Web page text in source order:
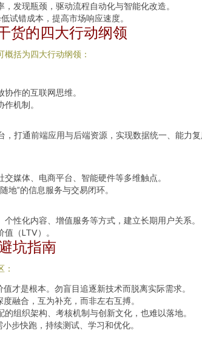
发现瓶颈，驱动流程自动化与智能化改造。
试错成本，提高市场响应速度。
货的四大行动纲领
括为四大行动纲领：
作的互联网思维。
机制。
打通前端应用与后端资源，实现数据统一、能力复
媒体、电商平台、智能硬件等多维触点。
地”的信息服务与交易闭环。
性化内容、增值服务等方式，建立长期用户关系。
（LTV）。
坑指南
才是根本。勿盲目追逐新技术而脱离实际需求。
融合，互为补充，而非左右互搏。
组织架构、考核机制与创新文化，也难以落地。
小步快跑，持续测试、学习和优化。